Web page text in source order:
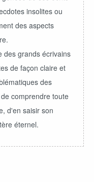
insolites ou
des aspects
des grands écrivains
de façon claire et
des
comprendre toute
d'en saisir son
éternel.